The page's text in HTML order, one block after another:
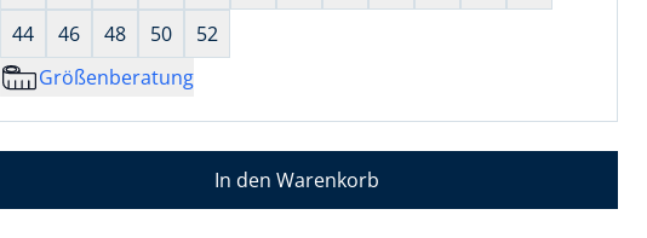
44
46 48 50
52
Größenberatung
In den Warenkorb